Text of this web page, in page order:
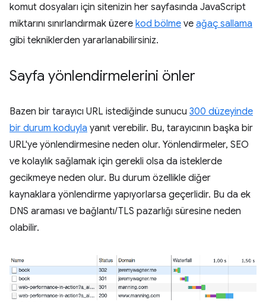
komut dosyaları için sitenizin her sayfasında JavaScript
miktarını sınırlandırmak üzere kod bölme ve ağaç sallama
gibi tekniklerden yararlanabilirsiniz.
Sayfa yönlendirmelerini önler
Bazen bir tarayıcı URL istediğinde sunucu 300 düzeyinde
bir durum koduyla yanıt verebilir. Bu, tarayıcının başka bir
URL'ye yönlendirmesine neden olur. Yönlendirmeler, SEO
ve kolaylık sağlamak için gerekli olsa da isteklerde
gecikmeye neden olur. Bu durum özellikle diğer
kaynaklara yönlendirme yapıyorlarsa geçerlidir. Bu da ek
DNS araması ve bağlantı/TLS pazarlığı süresine neden
olabilir.